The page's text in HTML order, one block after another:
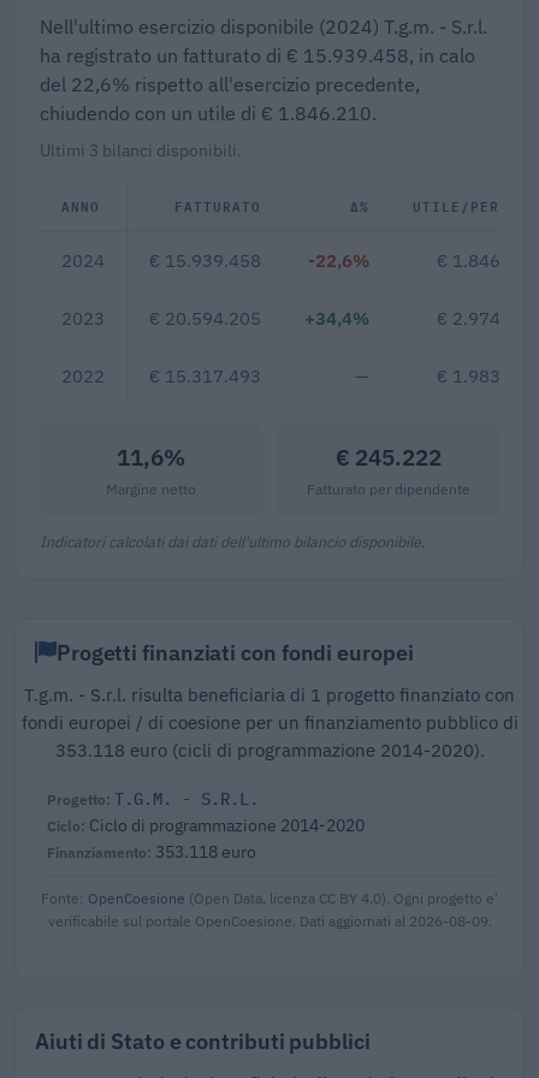
Nell'ultimo esercizio disponibile (2024) T.g.m. - S.r.l.
ha registrato un fatturato di € 15.939.458, in calo
del 22,6% rispetto all'esercizio precedente,
chiudendo con un utile di € 1.846.210.
Ultimi 3 bilanci disponibili.
ANNO FATTURATO Δ% UTILE/PERDITA
2024 € 15.939.458 -22,6% € 1.846.210
2023 € 20.594.205 +34,4% € 2.974.837
2022 € 15.317.493 — € 1.983.809
11,6%
Margine netto
€ 245.222
Fatturato per dipendente
Indicatori calcolati dai dati dell'ultimo bilancio disponibile.
Progetti finanziati con fondi europei
T.g.m. - S.r.l. risulta beneficiaria di 1 progetto finanziato con
fondi europei / di coesione per un finanziamento pubblico di
353.118 euro (cicli di programmazione 2014-2020).
T.G.M. - S.R.L.
Ciclo di programmazione 2014-2020
353.118 euro
Fonte: OpenCoesione (Open Data, licenza CC BY 4.0). Ogni progetto e'
verificabile sul portale OpenCoesione. Dati aggiornati al 2026-08-09.
Aiuti di Stato e contributi pubblici